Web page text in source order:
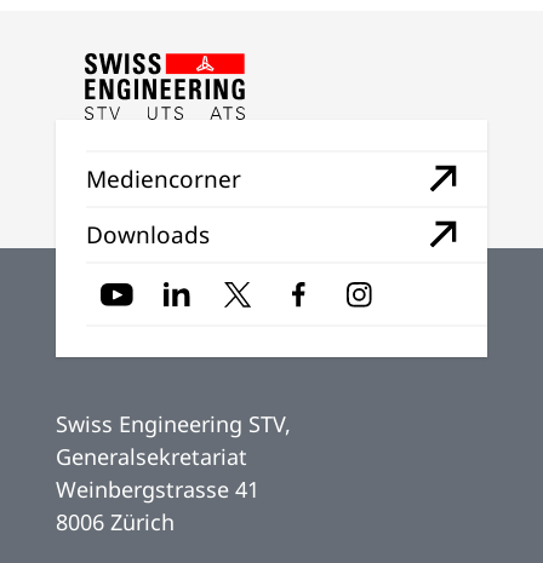
Mediencorner
Downloads
Swiss Engineering STV,
Generalsekretariat
Weinbergstrasse 41
8006 Zürich